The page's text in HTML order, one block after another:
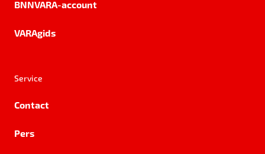
BNNVARA-account
VARAgids
Service
Contact
Pers